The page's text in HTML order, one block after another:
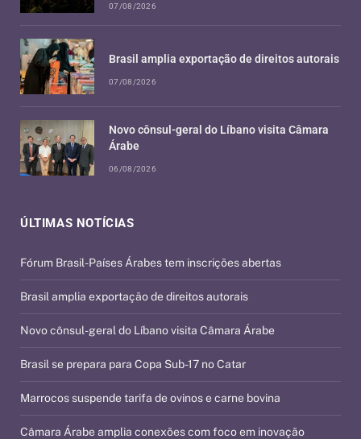
ÚLTIMAS NOTÍCIAS
Fórum Brasil-Países Árabes tem inscrições abertas
Brasil amplia exportação de direitos autorais
Novo cônsul-geral do Líbano visita Câmara Árabe
Brasil se prepara para Copa Sub-17 no Catar
Marrocos suspende tarifa de ovinos e carne bovina
Câmara Árabe amplia conexões com foco em inovação
07/08/2026
Brasil amplia exportação de direitos autorais
07/08/2026
Novo cônsul-geral do Líbano visita Câmara
Árabe
06/08/2026